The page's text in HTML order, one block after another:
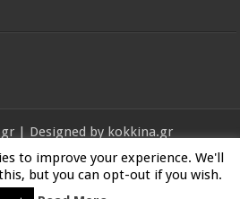
| Designed by kokkina.gr
All Rights Reserved
to improve your experience. We'll
but you can opt-out if you wish.